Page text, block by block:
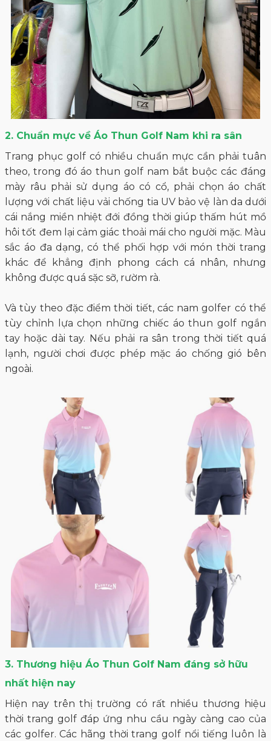
2. Chuẩn mực về Áo Thun Golf Nam khi ra sân
Trang phục golf có nhiều chuẩn mực cần phải tuân
theo, trong đó áo thun golf nam bắt buộc các đáng
mày râu phải sử dụng áo có cổ, phải chọn áo chất
lượng với chất liệu vải chống tia UV bảo vệ làn da dưới
cái nắng miền nhiệt đới đồng thời giúp thấm hút mồ
hôi tốt đem lại cảm giác thoải mái cho người mặc. Màu
sắc áo đa dạng, có thể phối hợp với món thời trang
khác để khẳng định phong cách cá nhân, nhưng
không được quá sặc sỡ, rườm rà.
Và tùy theo đặc điểm thời tiết, các nam golfer có thể
tùy chỉnh lựa chọn những chiếc áo thun golf ngắn
tay hoặc dài tay. Nếu phải ra sân trong thời tiết quá
lạnh, người chơi được phép mặc áo chống gió bên
ngoài.
3. Thương hiệu Áo Thun Golf Nam đáng sở hữu
nhất hiện nay
Hiện nay trên thị trường có rất nhiều thương hiệu
thời trang golf đáp ứng nhu cầu ngày càng cao của
các golfer. Các hãng thời trang golf nổi tiếng luôn là